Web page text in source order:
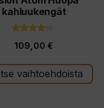
kahluukengät
5:stä
109,00 €
vaihtoehdoista